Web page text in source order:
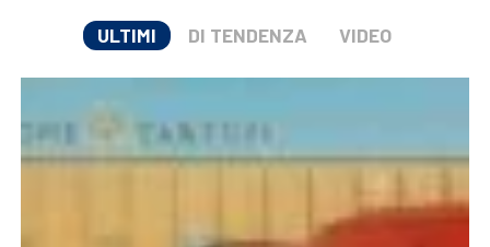
ULTIMI DI TENDENZA VIDEO